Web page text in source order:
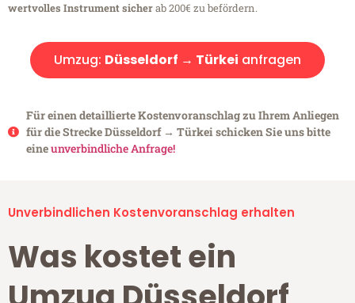
wertvolles Instrument sicherab 200€ zu befördern.
Umzug: Düsseldorf → Türkei anfragen
Für einen detaillierte Kostenvoranschlag zu Ihrem Anliegen
für die Strecke Düsseldorf → Türkei schicken Sie uns bitte
eineunverbindliche Anfrage!
Unverbindlichen Kostenvoranschlag erhalten
Was kostet ein